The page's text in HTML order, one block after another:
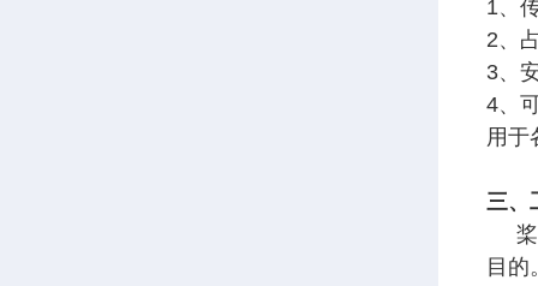
1、
2、
3、
4、
用于
三、
桨
目的